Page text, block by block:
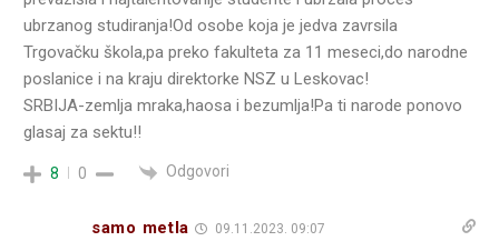
ubrzanog studiranja!Od osobe koja je jedva zavrsila
Trgovačku škola,pa preko fakulteta za 11 meseci,do narodne
poslanice i na kraju direktorke NSZ u Leskovac!
SRBIJA-zemlja mraka,haosa i bezumlja!Pa ti narode ponovo
glasaj za sektu!!
8 0 Odgovori
samo metla 09.11.2023. 09:07